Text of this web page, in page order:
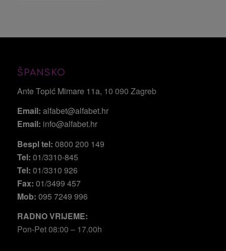
ŠPANSKO
Ante Topić Mimare 11a, 10 090 Zagreb
Email: alfabet@alfabet.hr
Email: info@alfabet.hr
Bespl tel: 0800 200 149
Tel: 01/3310-845
Tel: 01/3310 926
Fax: 01/3499 457
Mob: 095 7249 996
RADNO VRIJEME:
Pon-Pet 08:00 – 17.00h